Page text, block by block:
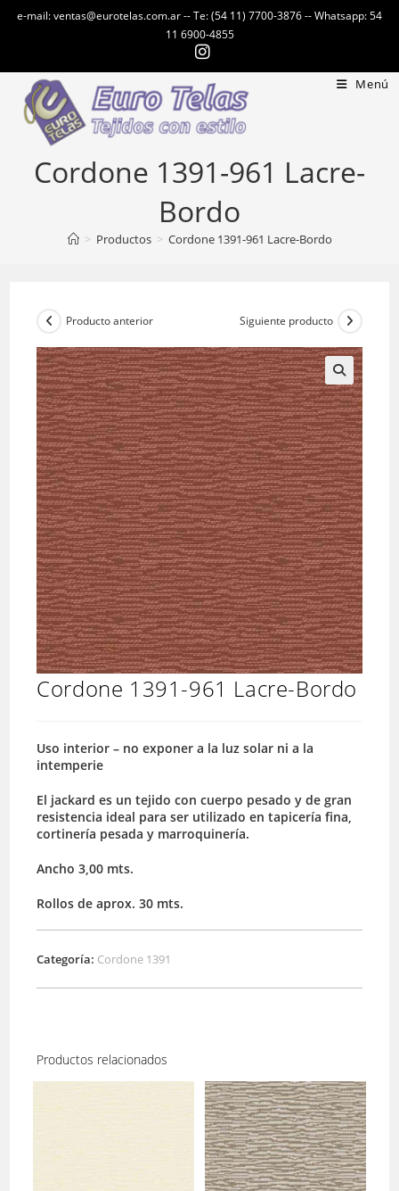
e-mail: ventas@eurotelas.com.ar -- Te: (54 11) 7700-3876 -- Whatsapp: 54
11 6900-4855
Menú
Cordone 1391-961 Lacre-
Bordo
> Productos > Cordone 1391-961 Lacre-Bordo
Producto anterior Siguiente producto
Cordone 1391-961 Lacre-Bordo
Uso interior – no exponer a la luz solar ni a la
intemperie
El jackard es un tejido con cuerpo pesado y de gran
resistencia ideal para ser utilizado en tapicería fina,
cortinería pesada y marroquinería.
Ancho 3,00 mts.
Rollos de aprox. 30 mts.
Categoría: Cordone 1391
Productos relacionados